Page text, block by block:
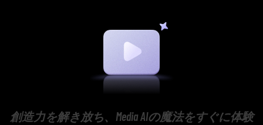
創造力を解き放ち、Media AIの魔法をすぐに体験